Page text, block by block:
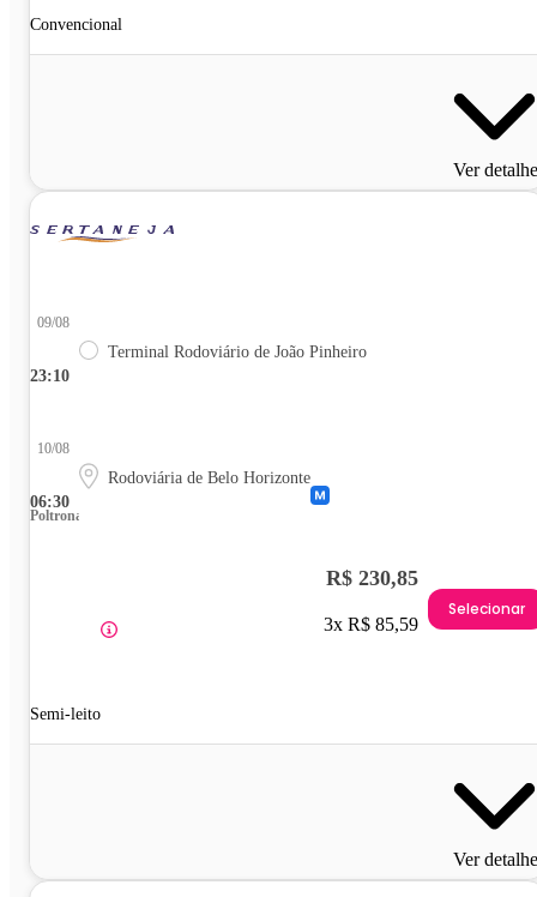
Convencional
Ver
23:10
09/08
Terminal Rodoviário de João Pinheiro
06:30
10/08
Rodoviária de Belo Horizonte
Poltrona
Semi-leito
R$ 230,85
3x R$ 85,59
Selecionar
Ver